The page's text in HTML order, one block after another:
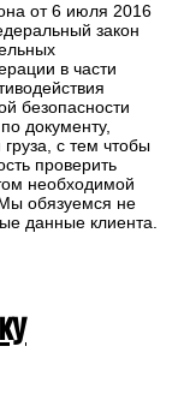
от 6 июля 2016
закон
в части
безопасности
документу,
с тем чтобы
проверить
необходимой
обязуемся не
данные клиента.